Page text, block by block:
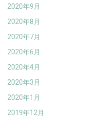
2020年9月
2020年8月
2020年7月
2020年6月
2020年4月
2020年3月
2020年1月
2019年12月